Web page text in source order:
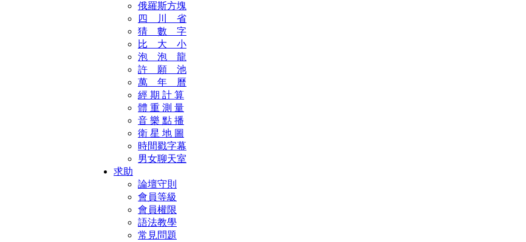
俄羅斯方塊
四 川 省
猜 數 字
比 大 小
泡 泡 龍
許 願 池
萬 年 曆
經 期 計 算
體 重 測 量
音 樂 點 播
衛 星 地 圖
時間戳字幕
男女聊天室
求助
論壇守則
會員等級
會員權限
語法教學
常見問題